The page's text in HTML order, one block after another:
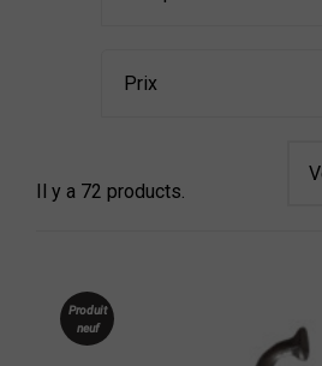
Prix
Il y a 72 products.
Produit
neuf